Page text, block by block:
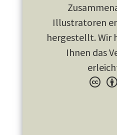
Illustratoren
hergestellt. Wir
Ihnen das